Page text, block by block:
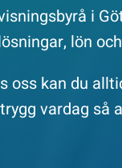
i
lön
oss kan du
vardag så